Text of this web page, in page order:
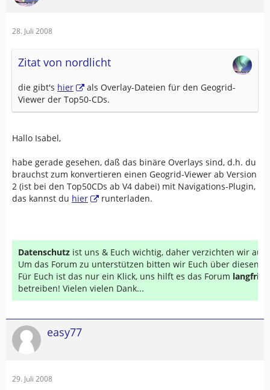
28. Juli 2008
Zitat von nordlicht
die gibt's hier
als Overlay-Dateien für den Geogrid-
Viewer der Top50-CDs.
Hallo Isabel,
habe gerade gesehen, daß das binäre Overlays sind, d.h. du
brauchst zum konvertieren einen Geogrid-Viewer ab Version
2 (ist bei den Top50CDs ab V4 dabei) mit Navigations-Plugin,
das kannst du hier runterladen.
Datenschutz ist uns & Euch wichtig, daher verzichten wir auf
Um das Forum zu unterstützen bitten wir Euch über diesen
Für Euch ist das nur ein Klick, uns hilft es das Forum
betreiben! Vielen vielen Dank...
easy77
29. Juli 2008